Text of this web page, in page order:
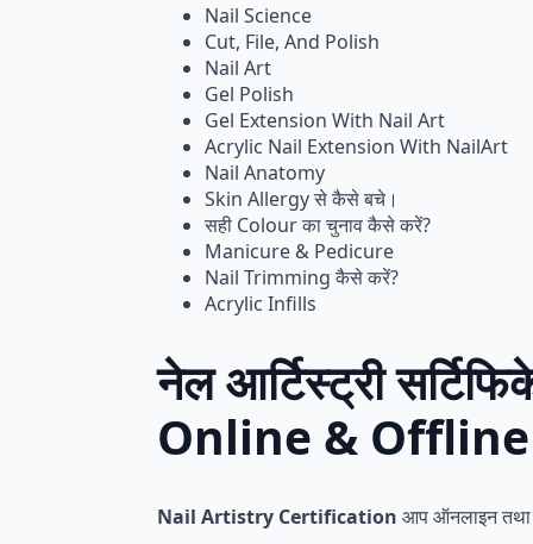
Nail Science
Cut, File, And Polish
Nail Art
Gel Polish
Gel Extension With Nail Art
Acrylic Nail Extension With NailArt
Nail Anatomy
Skin Allergy से कैसे बचे।
सही Colour का चुनाव कैसे करें?
Manicure & Pedicure
Nail Trimming कैसे करें?
Acrylic Infills
नेल आर्टिस्ट्री
Online & Offline
Nail Artistry Certification आप ऑनलाइन